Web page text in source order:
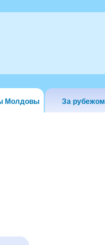
Молдовы За рубежом